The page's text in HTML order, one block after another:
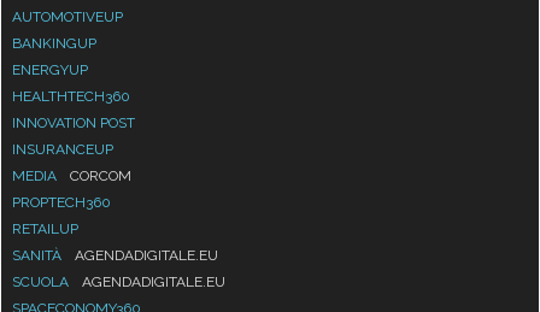
AUTOMOTIVEUP
BANKINGUP
ENERGYUP
HEALTHTECH360
INNOVATION POST
INSURANCEUP
MEDIA
CORCOM
PROPTECH360
RETAILUP
SANITÀ
AGENDADIGITALE.EU
SCUOLA
AGENDADIGITALE.EU
SPACECONOMY360